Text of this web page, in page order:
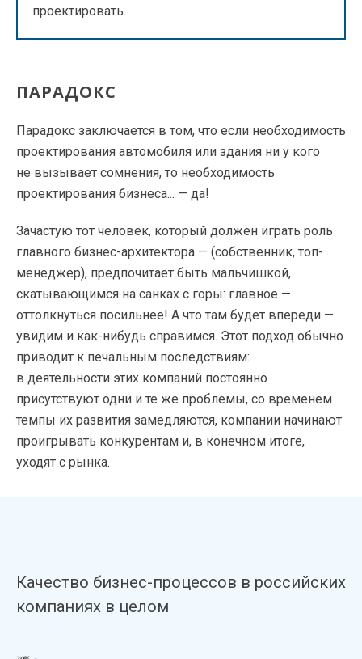
проектировать.
ПАРАДОКС
Парадокс заключается в том, что если необходимость
проектирования автомобиля или здания ни у кого
не вызывает сомнения, то необходимость
проектирования бизнеса... — да!
Зачастую тот человек, который должен играть роль
главного бизнес-архитектора — (собственник, топ-
менеджер), предпочитает быть мальчишкой,
скатывающимся на санках с горы: главное —
оттолкнуться посильнее! А что там будет впереди —
увидим и как-нибудь справимся. Этот подход обычно
приводит к печальным последствиям:
в деятельности этих компаний постоянно
присутствуют одни и те же проблемы, со временем
темпы их развития замедляются, компании начинают
проигрывать конкурентам и, в конечном итоге,
уходят с рынка.
Качество бизнес-процессов в российских
компаниях в целом